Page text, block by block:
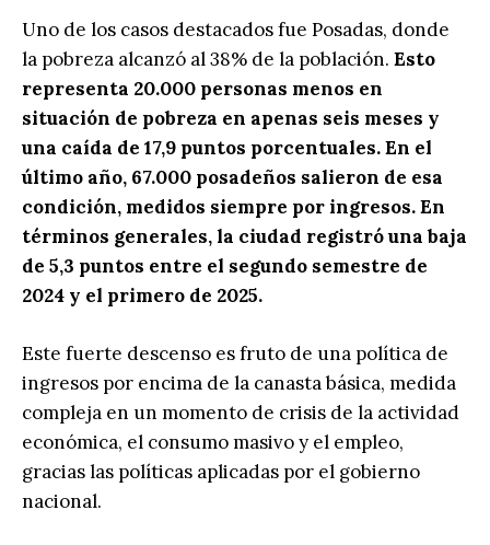
Uno de los casos destacados fue Posadas, donde
la pobreza alcanzó al 38% de la población. Esto
representa 20.000 personas menos en
situación de pobreza en apenas seis meses y
una caída de 17,9 puntos porcentuales. En el
último año, 67.000 posadeños salieron de esa
condición, medidos siempre por ingresos. En
términos generales, la ciudad registró una baja
de 5,3 puntos entre el segundo semestre de
2024 y el primero de 2025.
Este fuerte descenso es fruto de una política de
ingresos por encima de la canasta básica, medida
compleja en un momento de crisis de la actividad
económica, el consumo masivo y el empleo,
gracias las políticas aplicadas por el gobierno
nacional.